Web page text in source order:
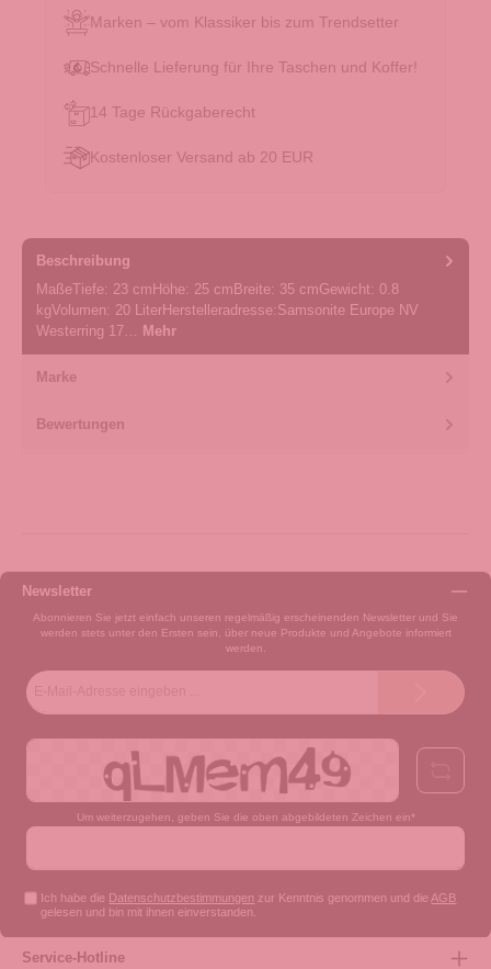
Marken – vom Klassiker bis zum Trendsetter
Schnelle Lieferung für Ihre Taschen und Koffer!
14 Tage Rückgaberecht
Kostenloser Versand ab 20 EUR
Beschreibung
MaßeTiefe: 23 cmHöhe: 25 cmBreite: 35 cmGewicht: 0.8
kgVolumen: 20 LiterHerstelleradresse:Samsonite Europe NV
Westerring 17…
Mehr
Marke
Bewertungen
Newsletter
Abonnieren Sie jetzt einfach unseren regelmäßig erscheinenden Newsletter und Sie
werden stets unter den Ersten sein, über neue Produkte und Angebote informiert
werden.
Um weiterzugehen, geben Sie die oben abgebildeten Zeichen ein*
Ich habe die Datenschutzbestimmungen zur Kenntnis genommen und die AGB
gelesen und bin mit ihnen einverstanden.
Service-Hotline